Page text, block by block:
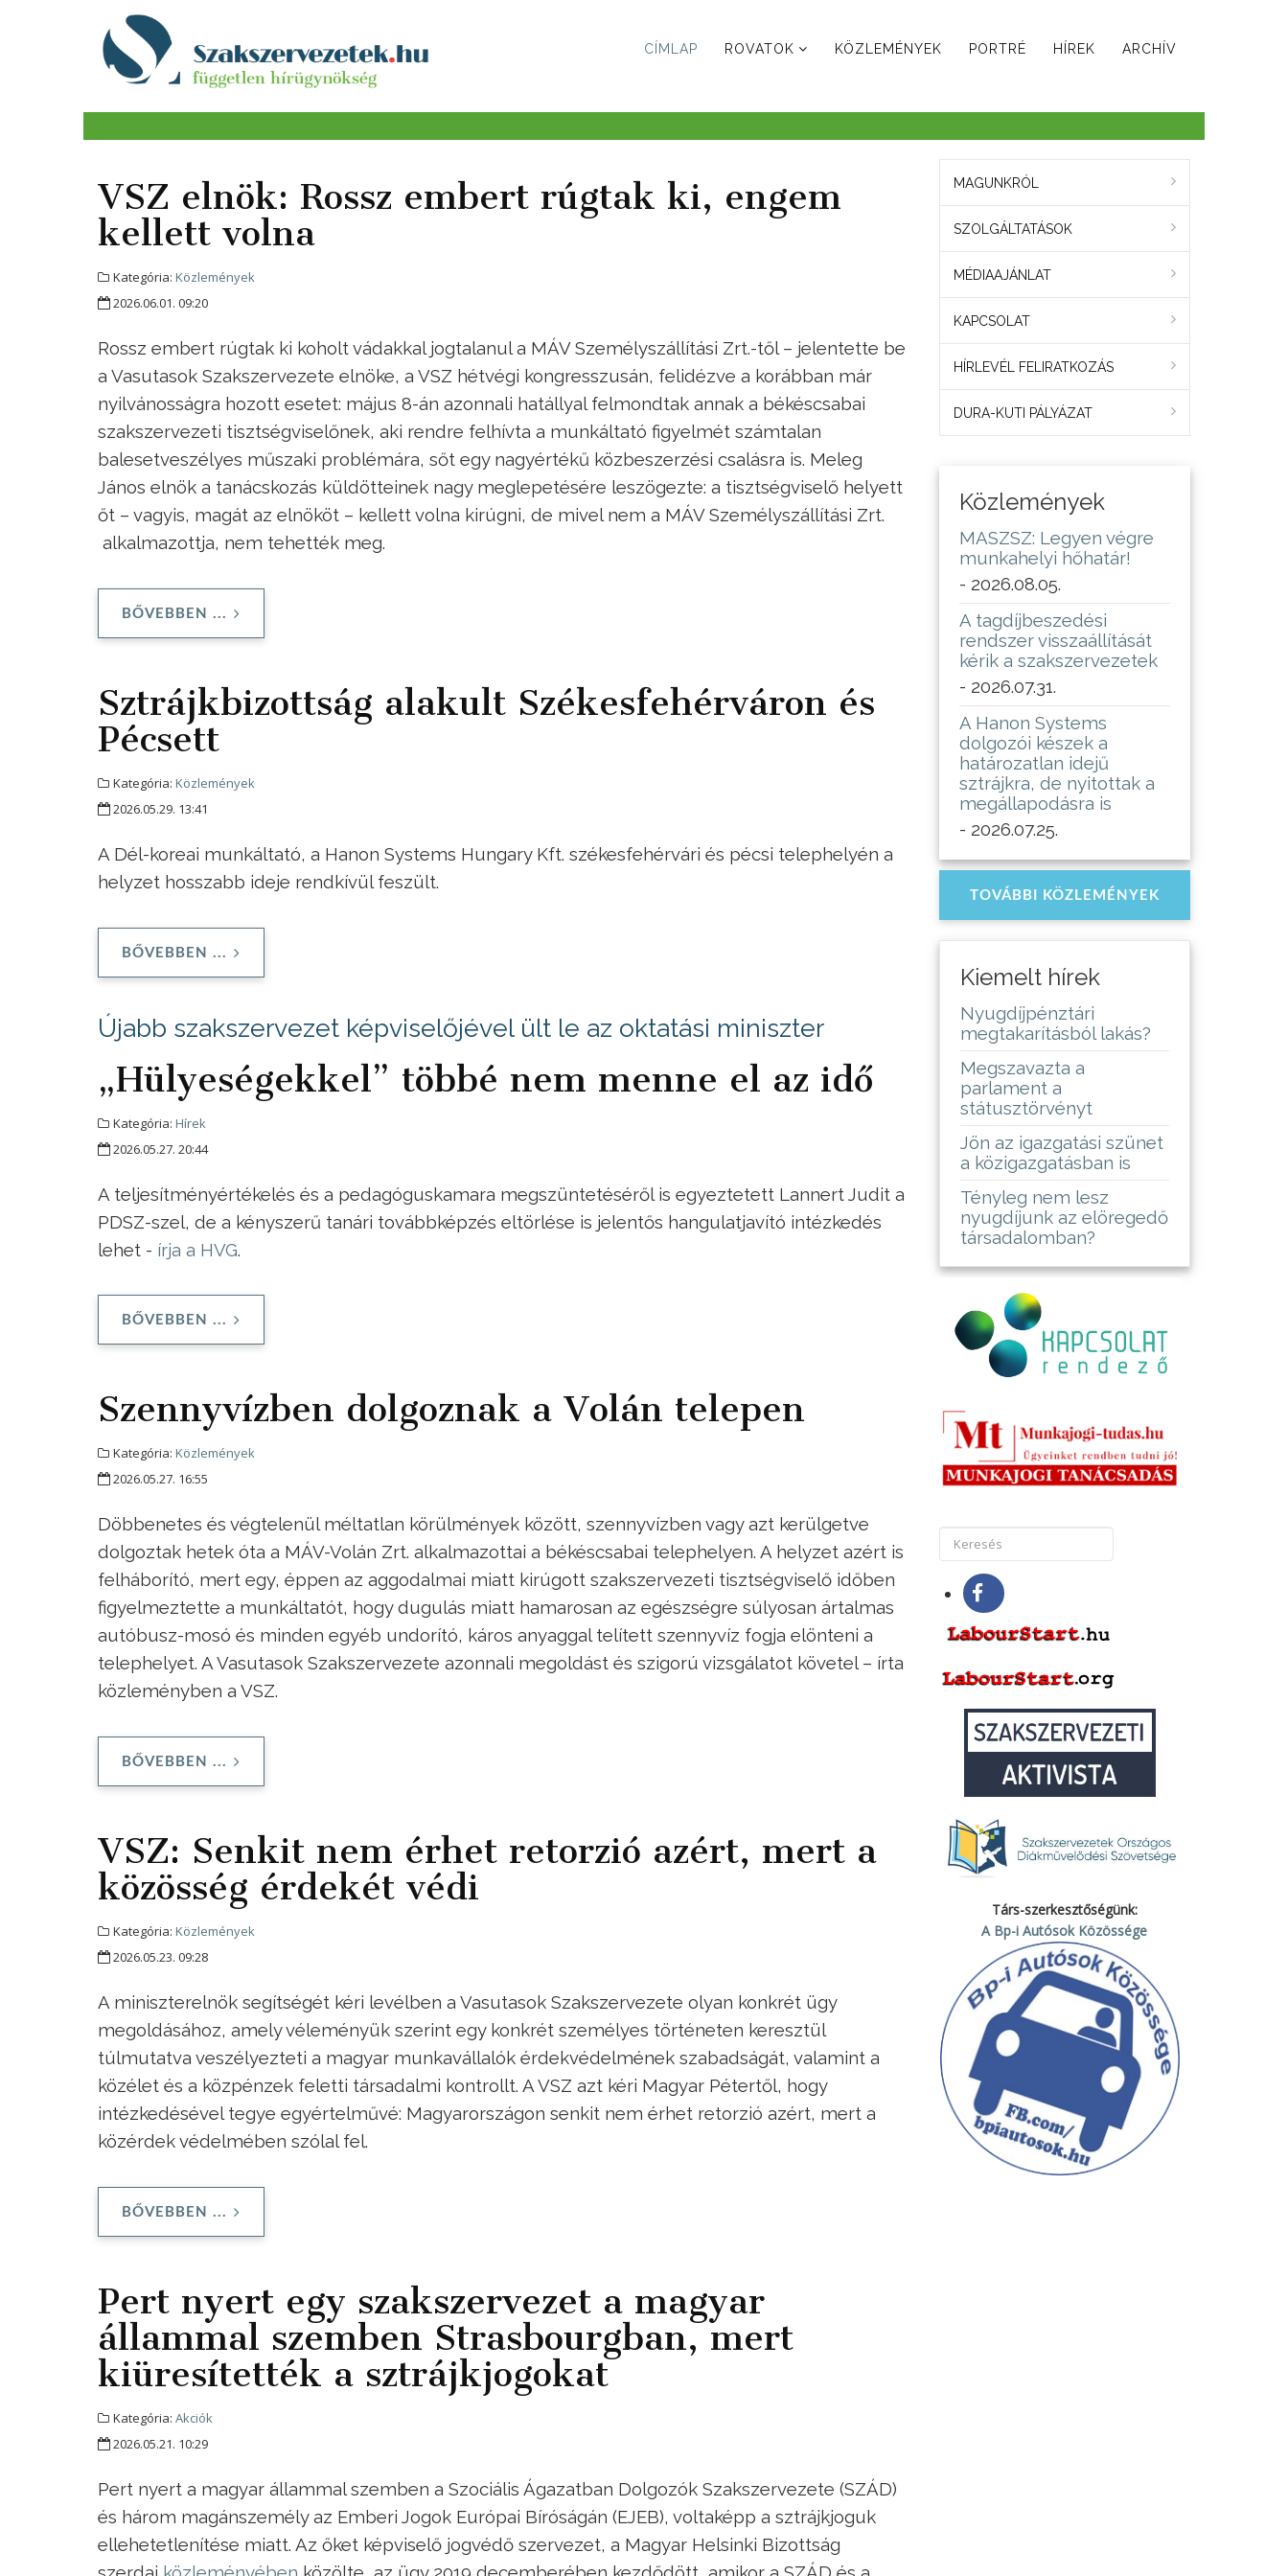
CÍMLAP ROVATOK KÖZLEMÉNYEK PORTRÉ HÍREK ARCHÍV
VSZ elnök: Rossz embert rúgtak ki, engem
kellett volna
Kategória: Közlemények
2026.06.01. 09:20
Rossz embert rúgtak ki koholt vádakkal jogtalanul a MÁV Személyszállítási Zrt.-től – jelentette be
a Vasutasok Szakszervezete elnöke, a VSZ hétvégi kongresszusán, felidézve a korábban már
nyilvánosságra hozott esetet: május 8-án azonnali hatállyal felmondtak annak a békéscsabai
szakszervezeti tisztségviselőnek, aki rendre felhívta a munkáltató figyelmét számtalan
balesetveszélyes műszaki problémára, sőt egy nagyértékű közbeszerzési csalásra is. Meleg
János elnök a tanácskozás küldötteinek nagy meglepetésére leszögezte: a tisztségviselő helyett
őt – vagyis, magát az elnököt – kellett volna kirúgni, de mivel nem a MÁV Személyszállítási Zrt.
alkalmazottja, nem tehették meg.
BŐVEBBEN ...
Sztrájkbizottság alakult Székesfehérváron és
Pécsett
Kategória: Közlemények
2026.05.29. 13:41
A Dél-koreai munkáltató, a Hanon Systems Hungary Kft. székesfehérvári és pécsi telephelyén a
helyzet hosszabb ideje rendkívül feszült.
BŐVEBBEN ...
Újabb szakszervezet képviselőjével ült le az oktatási miniszter
„Hülyeségekkel” többé nem menne el az idő
Kategória: Hírek
2026.05.27. 20:44
A teljesítményértékelés és a pedagóguskamara megszüntetéséről is egyeztetett Lannert Judit a
PDSZ-szel, de a kényszerű tanári továbbképzés eltörlése is jelentős hangulatjavító intézkedés
lehet - írja a HVG.
BŐVEBBEN ...
Szennyvízben dolgoznak a Volán telepen
Kategória: Közlemények
2026.05.27. 16:55
Döbbenetes és végtelenül méltatlan körülmények között, szennyvízben vagy azt kerülgetve
dolgoztak hetek óta a MÁV-Volán Zrt. alkalmazottai a békéscsabai telephelyen. A helyzet azért is
felháborító, mert egy, éppen az aggodalmai miatt kirúgott szakszervezeti tisztségviselő időben
figyelmeztette a munkáltatót, hogy dugulás miatt hamarosan az egészségre súlyosan ártalmas
autóbusz-mosó és minden egyéb undorító, káros anyaggal telített szennyvíz fogja elönteni a
telephelyet. A Vasutasok Szakszervezete azonnali megoldást és szigorú vizsgálatot követel – írta
közleményben a VSZ.
BŐVEBBEN ...
VSZ: Senkit nem érhet retorzió azért, mert a
közösség érdekét védi
Kategória: Közlemények
2026.05.23. 09:28
A miniszterelnök segítségét kéri levélben a Vasutasok Szakszervezete olyan konkrét ügy
megoldásához, amely véleményük szerint egy konkrét személyes történeten keresztül
túlmutatva veszélyezteti a magyar munkavállalók érdekvédelmének szabadságát, valamint a
közélet és a közpénzek feletti társadalmi kontrollt. A VSZ azt kéri Magyar Pétertől, hogy
intézkedésével tegye egyértelművé: Magyarországon senkit nem érhet retorzió azért, mert a
közérdek védelmében szólal fel.
BŐVEBBEN ...
Pert nyert egy szakszervezet a magyar
állammal szemben Strasbourgban, mert
kiüresítették a sztrájkjogokat
Kategória: Akciók
2026.05.21. 10:29
Pert nyert a magyar állammal szemben a Szociális Ágazatban Dolgozók Szakszervezete (SZÁD)
és három magánszemély az Emberi Jogok Európai Bíróságán (EJEB), voltaképp a sztrájkjoguk
ellehetetlenítése miatt. Az őket képviselő jogvédő szervezet, a Magyar Helsinki Bizottság
szerdai közleményében közölte, az ügy 2019 decemberében kezdődött, amikor a SZÁD és a
MAGUNKRÓL
SZOLGÁLTATÁSOK
MÉDIAAJÁNLAT
KAPCSOLAT
HÍRLEVÉL FELIRATKOZÁS
DURA-KUTI PÁLYÁZAT
Közlemények
MASZSZ: Legyen végre
munkahelyi hőhatár!
- 2026.08.05.
A tagdíjbeszedési
rendszer visszaállítását
kérik a szakszervezetek
- 2026.07.31.
A Hanon Systems
dolgozói készek a
határozatlan idejű
sztrájkra, de nyitottak a
megállapodásra is
- 2026.07.25.
TOVÁBBI KÖZLEMÉNYEK
Kiemelt hírek
Nyugdíjpénztári
megtakarításból lakás?
Megszavazta a
parlament a
státusztörvényt
Jön az igazgatási szünet
a közigazgatásban is
Tényleg nem lesz
nyugdíjunk az elöregedő
társadalomban?
Társ-szerkesztőségünk:
A Bp-i Autósok Közössége